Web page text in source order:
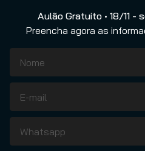
Aulão Gratuito • 18/11 -
Preencha agora as